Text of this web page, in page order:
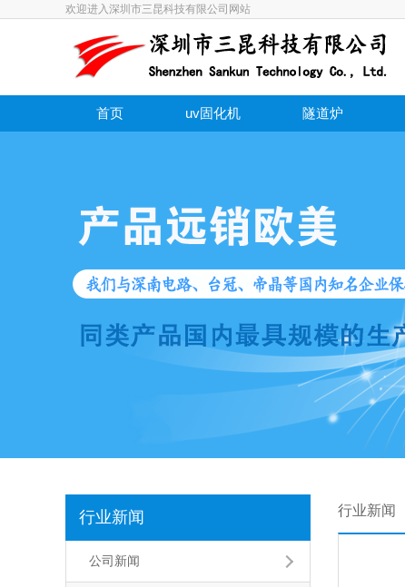
欢迎进入深圳市三昆科技有限公司网站
首页 uv固化机 隧道炉
行业新闻
公司新闻
行业新闻